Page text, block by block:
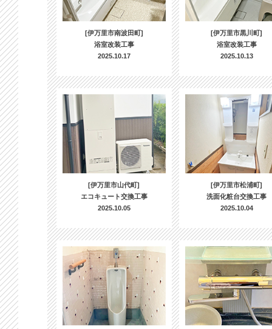
[伊万里市南波田町]
浴室改装工事
2025.10.17
[伊万里市黒川町]
浴室改装工事
2025.10.13
[伊万里市山代町]
エコキュート交換工事
2025.10.05
[伊万里市松浦町]
洗面化粧台交換工事
2025.10.04